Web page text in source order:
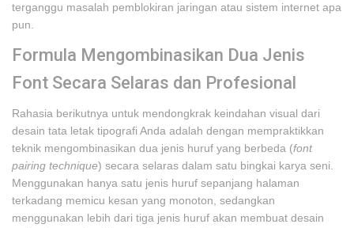
terganggu masalah pemblokiran jaringan atau sistem internet apa
pun.
Formula Mengombinasikan Dua Jenis
Font Secara Selaras dan Profesional
Rahasia berikutnya untuk mendongkrak keindahan visual dari
desain tata letak tipografi Anda adalah dengan mempraktikkan
teknik mengombinasikan dua jenis huruf yang berbeda (font
pairing technique) secara selaras dalam satu bingkai karya seni.
Menggunakan hanya satu jenis huruf sepanjang halaman
terkadang memicu kesan yang monoton, sedangkan
menggunakan lebih dari tiga jenis huruf akan membuat desain